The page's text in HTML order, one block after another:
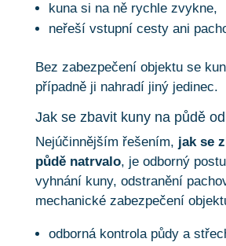
kuna si na ně rychle zvykne,
neřeší vstupní cesty ani
Bez zabezpečení objektu se
případně ji nahradí jiný jedinec.
Jak se zbavit kuny na půdě
Nejúčinnějším řešením, jak se
půdě natrvalo, je odborný
vyhnání kuny, odstranění
mechanické zabezpečení
odborná kontrola půdy a